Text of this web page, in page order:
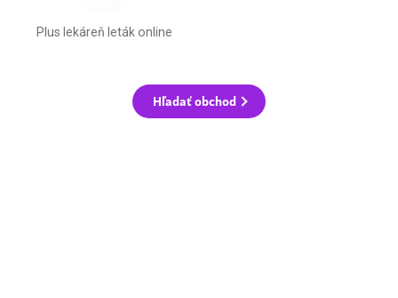
Plus lekáreň leták online
Hľadať obchod